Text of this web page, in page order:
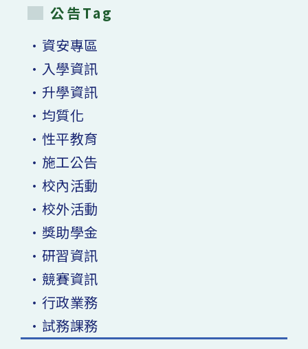
公告Tag
•資安專區
•入學資訊
•升學資訊
•均質化
•性平教育
•施工公告
•校內活動
•校外活動
•獎助學金
•研習資訊
•競賽資訊
•行政業務
•試務課務